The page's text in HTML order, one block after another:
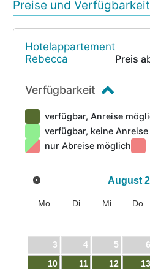
Preise und
Hotelappartement
Rebecca
Preis
Verfügbarkeit
verfügbar, Anreise
verfügbar, keine
nur Abreise möglich
August
Mo Di Mi Do
3
4 5 6
10
11 12 13